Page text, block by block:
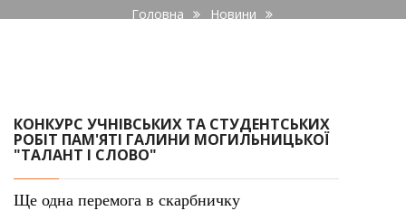
Головна
Новини
КОНКУРС УЧНІВСЬКИХ ТА СТУДЕНТСЬКИХ
РОБІТ ПАМ'ЯТІ ГАЛИНИ МОГИЛЬНИЦЬКОЇ
"ТАЛАНТ І СЛОВО"
Ще одна перемога в скарбничку